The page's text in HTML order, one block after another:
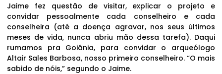
Jaime fez questão de visitar, explicar o projeto e
convidar pessoalmente cada conselheiro e cada
conselheira (até a doença agravar, nos seus últimos
meses de vida, nunca abriu mão dessa tarefa). Daqui
rumamos pra Goiânia, para convidar o arqueólogo
Altair Sales Barbosa, nosso primeiro conselheiro. “O mais
sabido de nóis,” segundo o Jaime.